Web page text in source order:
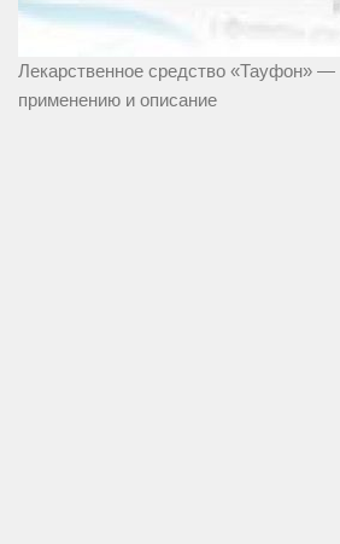
Лекарственное средство «Тауфон» —
применению и описание